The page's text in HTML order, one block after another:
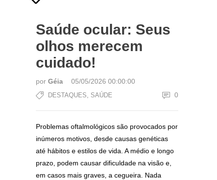
Saúde ocular: Seus
olhos merecem
cuidado!
por Géia 05/05/2026 00:00:00
DESTAQUES SAÚDE 0
Problemas oftalmológicos são provocados por
inúmeros motivos, desde causas genéticas
até hábitos e estilos de vida. A médio e longo
prazo, podem causar dificuldade na visão e,
em casos mais graves, a cegueira. Nada